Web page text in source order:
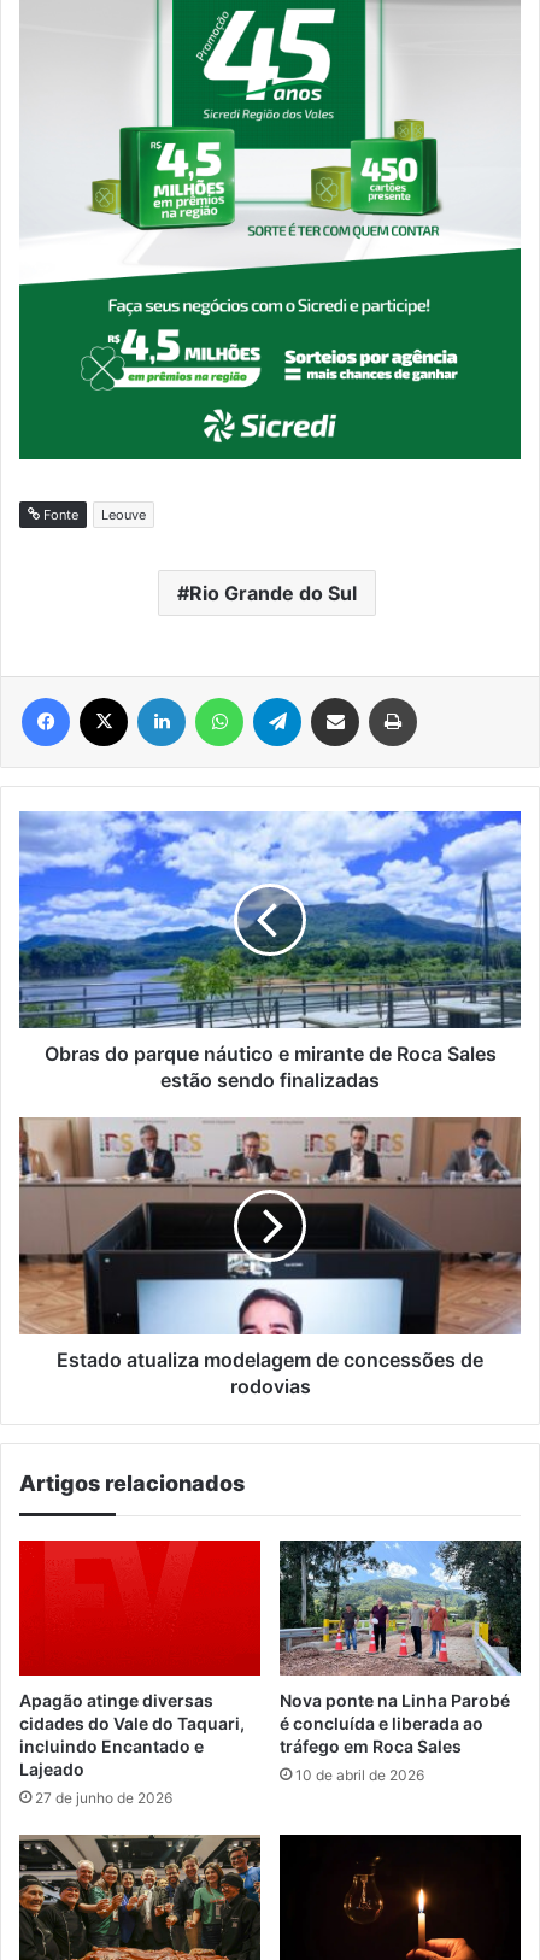
Fonte Leouve
Rio Grande do Sul
Facebook Linkedin WhatsAppTelegram Compartilhar via e-mail
Obras
do
parque
náutico
e
mirante
de
Roca
Sales
estãoObras do parque náutico e mirante de Roca Sales
estão sendo finalizadas
Estado
atualiza
modelagem
concessões
de
rodovias
Estado atualiza modelagem de concessões de
rodovias
Artigos relacionados
Apagão atinge diversas
cidades do Vale do Taquari,
incluindo Encantado e
Lajeado
27 de junho de 2026
Nova ponte na Linha Parobé
é concluída e liberada ao
tráfego em Roca Sales
10 de abril de 2026